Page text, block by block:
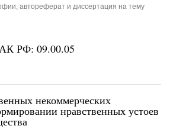
автореферат и диссертация на тему
РФ: 09.00.05
некоммерческих
нравственных устоев